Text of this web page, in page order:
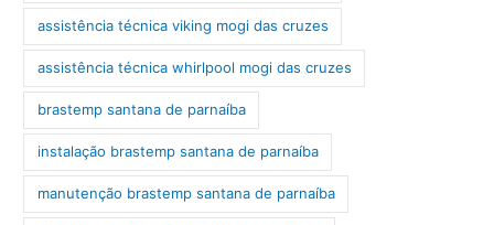
assistência técnica viking mogi das cruzes
assistência técnica whirlpool mogi das cruzes
brastemp santana de parnaíba
instalação brastemp santana de parnaíba
manutenção brastemp santana de parnaíba